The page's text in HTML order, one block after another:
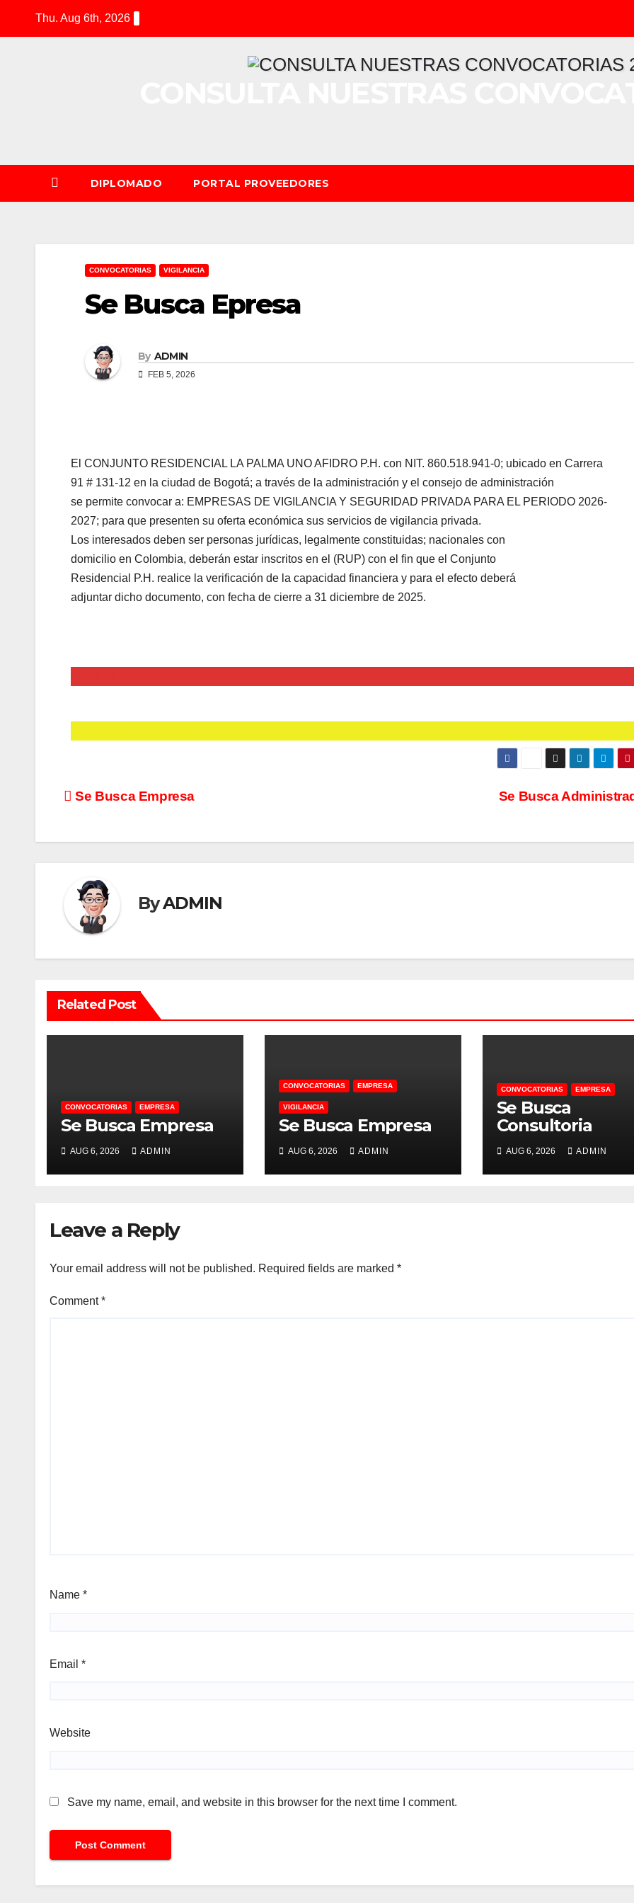
Thu. Aug 6th, 2026
DIPLOMADO PORTAL PROVEEDORES
CONVOCATORIAS VIGILANCIA
Se Busca Epresa
By ADMIN
FEB 5, 2026
El CONJUNTO RESIDENCIAL LA PALMA UNO AFIDRO P.H. con NIT. 860.518.941-0; ubicado en Carrera
91 # 131-12 en la ciudad de Bogotá; a través de la administración y el consejo de administración
se permite convocar a: EMPRESAS DE VIGILANCIA Y SEGURIDAD PRIVADA PARA EL PERIODO 2026-
2027; para que presenten su oferta económica sus servicios de vigilancia privada.
Los interesados deben ser personas jurídicas, legalmente constituidas; nacionales con
domicilio en Colombia, deberán estar inscritos en el (RUP) con el fin que el Conjunto
Residencial P.H. realice la verificación de la capacidad financiera y para el efecto deberá
adjuntar dicho documento, con fecha de cierre a 31 diciembre de 2025.
Se Busca
Se Busca Empresa
ByADMIN
Related Post
CONVOCATORIAS EMPRESA
Se Busca Empresa
AUG 6, 2026 ADMIN
CONVOCATORIAS EMPRESA
VIGILANCIA
Se Busca Empresa
AUG 6, 2026 ADMIN
CONVOCATORIAS EMPRESA
Se Busca
Consultoria
AUG 6, 2026 ADMIN
Leave a Reply
Your email address will not be published. Required fields are marked *
Comment*
Name *
Email *
Website
Save my name, email, and website in this browser for the next time I comment.